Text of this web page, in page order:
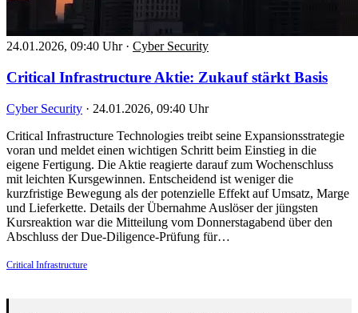
24.01.2026, 09:40 Uhr · Cyber Security
Critical Infrastructure Aktie: Zukauf stärkt Basis
Cyber Security · 24.01.2026, 09:40 Uhr
Critical Infrastructure Technologies treibt seine Expansionsstrategie
voran und meldet einen wichtigen Schritt beim Einstieg in die
eigene Fertigung. Die Aktie reagierte darauf zum Wochenschluss
mit leichten Kursgewinnen. Entscheidend ist weniger die
kurzfristige Bewegung als der potenzielle Effekt auf Umsatz, Marge
und Lieferkette. Details der Übernahme Auslöser der jüngsten
Kursreaktion war die Mitteilung vom Donnerstagabend über den
Abschluss der Due-Diligence-Prüfung für…
Critical Infrastructure